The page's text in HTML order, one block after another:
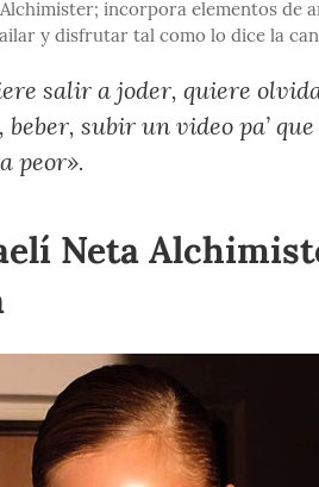
incorpora elementos de
y disfrutar tal como lo dice la
salir a joder, quiere
subir un video pa’ que
peor».
Neta